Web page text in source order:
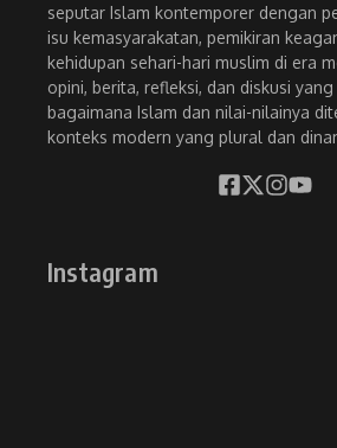
seputar Islam kontemporer dengan
isu kemasyarakatan, pemikiran
kehidupan sehari-hari muslim di era
opini, berita, refleksi, dan diskusi
bagaimana Islam dan nilai-nilainya
konteks modern yang plural dan
Instagram